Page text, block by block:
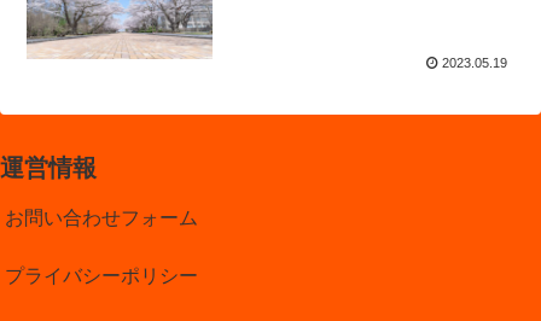
2023.05.19
運営情報
お問い合わせフォーム
プライバシーポリシー